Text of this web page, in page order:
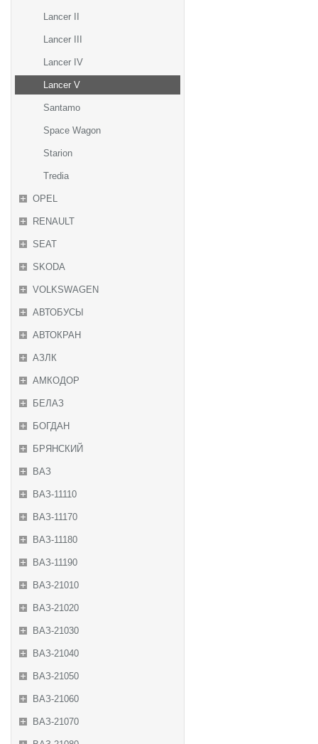
Lancer II
Lancer III
Lancer IV
Lancer V
Santamo
Space Wagon
Starion
Tredia
OPEL
RENAULT
SEAT
SKODA
VOLKSWAGEN
АВТОБУСЫ
АВТОКРАН
АЗЛК
АМКОДОР
БЕЛАЗ
БОГДАН
БРЯНСКИЙ
ВАЗ
ВАЗ-11110
ВАЗ-11170
ВАЗ-11180
ВАЗ-11190
ВАЗ-21010
ВАЗ-21020
ВАЗ-21030
ВАЗ-21040
ВАЗ-21050
ВАЗ-21060
ВАЗ-21070